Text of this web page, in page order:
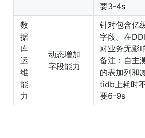
要3-4s
数
据
库
运
维
能
力
动态增加
字段能力
针对包含亿
字段。在
对业务无影响
备注：自主
的表加列和
tidb上耗时
要6-9s